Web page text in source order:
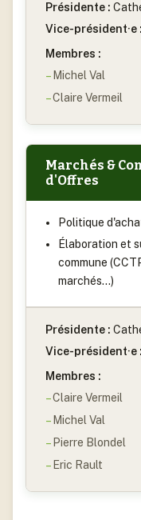
Présidente :
Vice-président·e :
Membres :
Michel Val
Claire Vermeil
Marchés &
d'Offres
Politique
Élaboration et
commune
marchés…)
Présidente :
Vice-président·e :
Membres :
Claire Vermeil
Michel Val
Pierre Blondel
Eric Rault